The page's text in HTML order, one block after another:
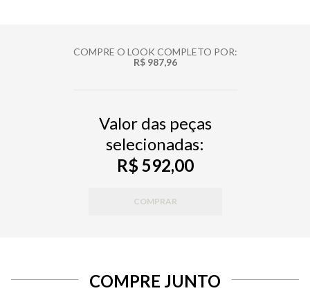
COMPRE O LOOK COMPLETO POR:
R$ 987,96
Valor das peças
selecionadas:
R$ 592,00
COMPRAR
COMPRE JUNTO